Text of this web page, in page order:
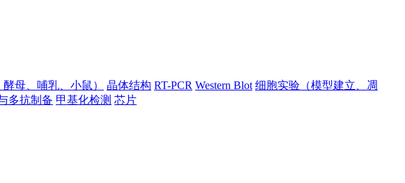
母、哺乳、小鼠） 晶体结构 RT-PCR Western Blot 细胞实验（模型建立、凋
多抗制备 甲基化检测 芯片